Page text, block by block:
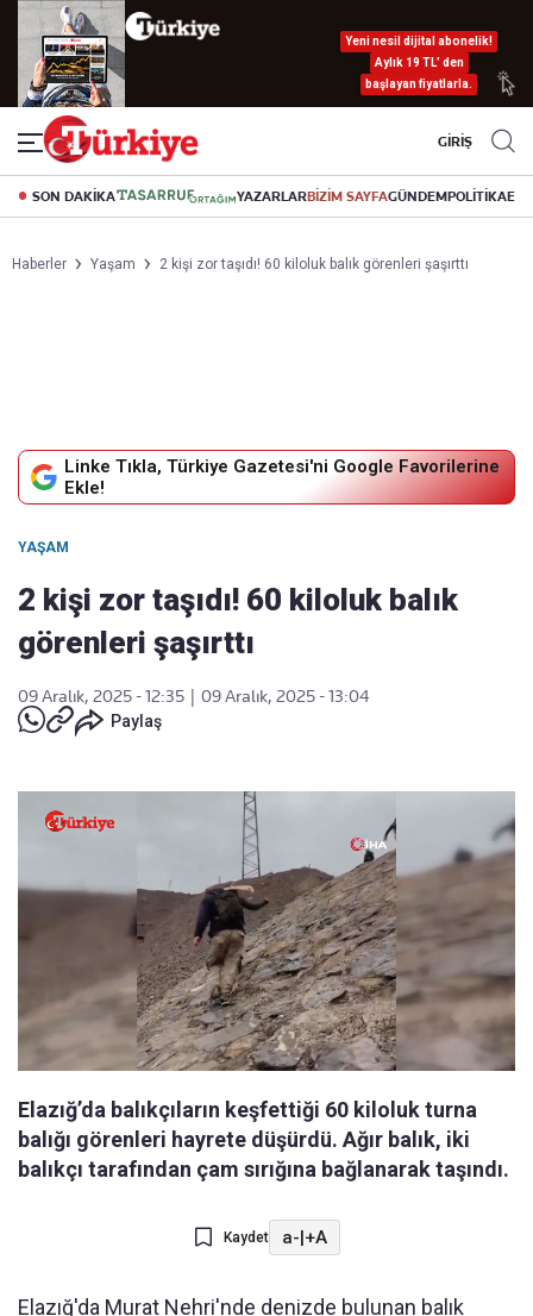
Yeni nesil dijital abonelik!
Aylık 19 TL’ den
başlayan fiyatlarla.
GİRİŞ
SON DAKİKA YAZARLARBİZİM SAYFAGÜNDEMPOLİTİKA
Haberler Yaşam 2 kişi zor taşıdı! 60 kiloluk balık görenleri şaşırttı
Linke Tıkla, Türkiye Gazetesi'ni Google Favorilerine
Ekle!
YAŞAM
2 kişi zor taşıdı! 60 kiloluk balık
görenleri şaşırttı
09 Aralık, 2025 - 12:35
09 Aralık, 2025 - 13:04
Paylaş
Elazığ’da balıkçıların keşfettiği 60 kiloluk turna
balığı görenleri hayrete düşürdü. Ağır balık, iki
balıkçı tarafından çam sırığına bağlanarak taşındı.
Kaydet a-|+A
Elazığ'da Murat Nehri'nde denizde bulunan balık